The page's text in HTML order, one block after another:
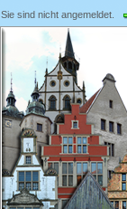
Sie sind nicht angemeldet.